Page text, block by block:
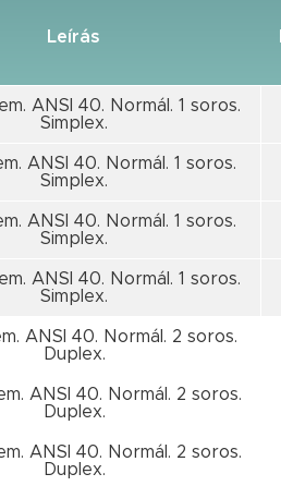
Leírás
ANSI 40. Normál. 1 soros.
Simplex.
ANSI 40. Normál. 1 soros.
Simplex.
ANSI 40. Normál. 1 soros.
Simplex.
ANSI 40. Normál. 1 soros.
Simplex.
ANSI 40. Normál. 2 soros.
Duplex.
ANSI 40. Normál. 2 soros.
Duplex.
ANSI 40. Normál. 2 soros.
Duplex.